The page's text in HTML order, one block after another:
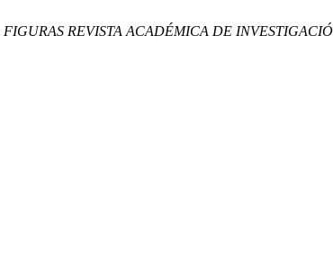
FIGURAS REVISTA ACADÉMICA DE